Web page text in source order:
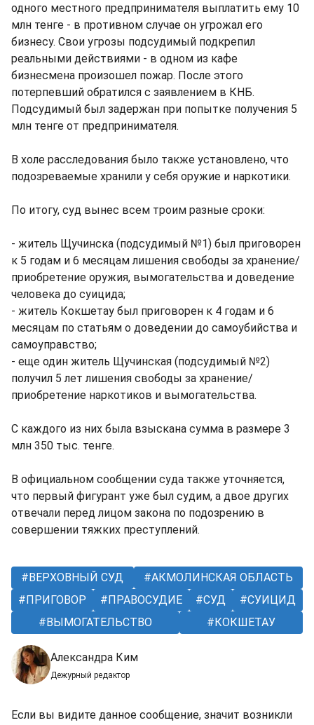
одного местного предпринимателя выплатить ему 10
млн тенге - в противном случае он угрожал его
бизнесу. Свои угрозы подсудимый подкрепил
реальными действиями - в одном из кафе
бизнесмена произошел пожар. После этого
потерпевший обратился с заявлением в КНБ.
Подсудимый был задержан при попытке получения 5
млн тенге от предпринимателя.
В холе расследования было также установлено, что
подозреваемые хранили у себя оружие и наркотики.
По итогу, суд вынес всем троим разные сроки:
- житель Щучинска (подсудимый №1) был приговорен
к 5 годам и 6 месяцам лишения свободы за хранение/
приобретение оружия, вымогательства и доведение
человека до суицида;
- житель Кокшетау был приговорен к 4 годам и 6
месяцам по статьям о доведении до самоубийства и
самоуправство;
- еще один житель Щучинская (подсудимый №2)
получил 5 лет лишения свободы за хранение/
приобретение наркотиков и вымогательства.
С каждого из них была взыскана сумма в размере 3
млн 350 тыс. тенге.
В официальном сообщении суда также уточняется,
что первый фигурант уже был судим, а двое других
отвечали перед лицом закона по подозрению в
совершении тяжких преступлений.
ВЕРХОВНЫЙ СУД
АКМОЛИНСКАЯ ОБЛАСТЬ
ПРИГОВОР
ПРАВОСУДИЕ СУД
СУИЦИД
ВЫМОГАТЕЛЬСТВО
КОКШЕТАУ
Александра Ким
Дежурный редактор
Если вы видите данное сообщение, значит возникли